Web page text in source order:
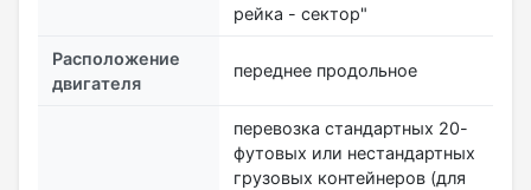
рейка - сектор"
Расположение
двигателя
переднее продольное
перевозка стандартных 20-
футовых или нестандартных
грузовых контейнеров (для